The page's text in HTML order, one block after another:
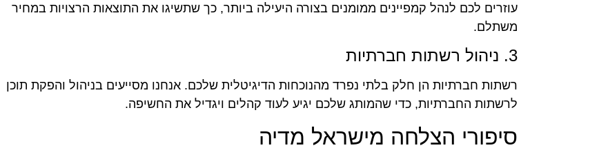
עוזרים לכם לנהל קמפיינים ממומנים בצורה היעילה ביותר, כך שתשיגו את התוצאות הרצויות במחיר
משתלם.
3. ניהול רשתות חברתיות
רשתות חברתיות הן חלק בלתי נפרד מהנוכחות הדיגיטלית שלכם. אנחנו מסייעים בניהול והפקת תוכן
לרשתות החברתיות, כדי שהמותג שלכם יגיע לעוד קהלים ויגדיל את החשיפה.
סיפורי הצלחה מישראל מדיה